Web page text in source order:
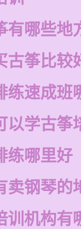
有哪些地
古筝比较
练速成班
以学古筝
练哪里好
卖钢琴的
训机构有